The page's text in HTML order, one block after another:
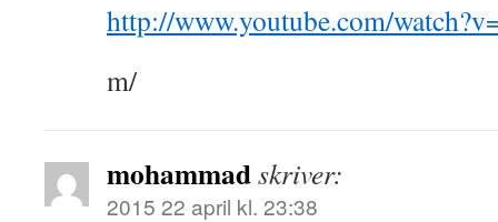
http://www.youtube.com/
m/
mohammadskriver:
2015 22 april kl. 23:38